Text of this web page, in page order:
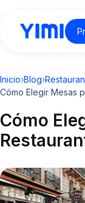
Inicio›Blog›
Cómo Elegir Mesas
Cómo